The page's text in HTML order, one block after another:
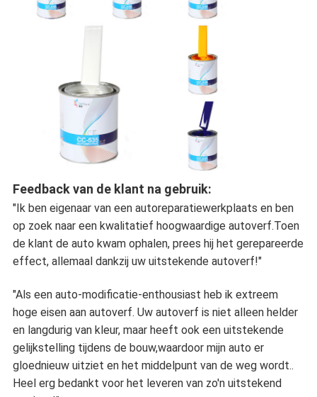
Feedback van de klant na gebruik:
"Ik ben eigenaar van een autoreparatiewerkplaats en ben
op zoek naar een kwalitatief hoogwaardige autoverf.Toen
de klant de auto kwam ophalen, prees hij het gerepareerde
effect, allemaal dankzij uw uitstekende autoverf!"
"Als een auto-modificatie-enthousiast heb ik extreem
hoge eisen aan autoverf. Uw autoverf is niet alleen helder
en langdurig van kleur, maar heeft ook een uitstekende
gelijkstelling tijdens de bouw,waardoor mijn auto er
gloednieuw uitziet en het middelpunt van de weg wordt..
Heel erg bedankt voor het leveren van zo'n uitstekend